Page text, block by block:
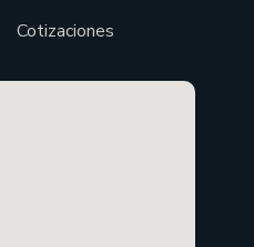
Cotizaciones